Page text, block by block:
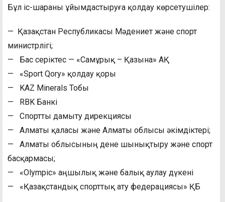
Бұл іс-шараны ұйымдастыруға қолдау көрсетушілер:
— Қазақстан Республикасы Мәдениет және спорт
министрлігі;
— Бас серіктес — «Самұрық – Қазына» АҚ
— «Sport Qory» қолдау қоры
— KAZ Minerals Тобы
— RBK Банкі
— Спортты дамыту дирекциясы
— Алматы қаласы және Алматы облысы әкімдіктері;
— Алматы облысының дене шынықтыру және спорт
басқармасы;
— «Olympic» аңшылық және балық аулау дүкені
— «Қазақстандық спорттық ату федерациясы» ҚБ